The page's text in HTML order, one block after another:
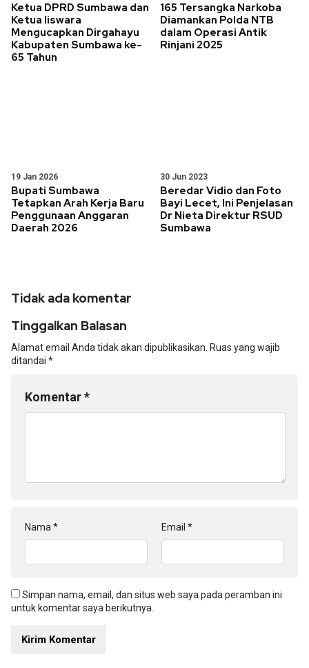
Ketua DPRD Sumbawa dan
Ketua Iiswara
Mengucapkan Dirgahayu
Kabupaten Sumbawa ke-
65 Tahun
165 Tersangka Narkoba
Diamankan Polda NTB
dalam Operasi Antik
Rinjani 2025
19 Jan 2026
Bupati Sumbawa
Tetapkan Arah Kerja Baru
Penggunaan Anggaran
Daerah 2026
30 Jun 2023
Beredar Vidio dan Foto
Bayi Lecet, Ini Penjelasan
Dr Nieta Direktur RSUD
Sumbawa
Tidak ada komentar
Tinggalkan Balasan
Alamat email Anda tidak akan dipublikasikan. Ruas yang wajib
ditandai *
Komentar*
Nama * Email *
Simpan nama, email, dan situs web saya pada peramban ini
untuk komentar saya berikutnya.